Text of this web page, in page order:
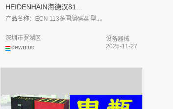
HEIDENHAIN海德汉81...
产品名称：ECN 113多圈编码器 型...
dewutuo
深圳市罗湖区
设备器械
2025-11-27